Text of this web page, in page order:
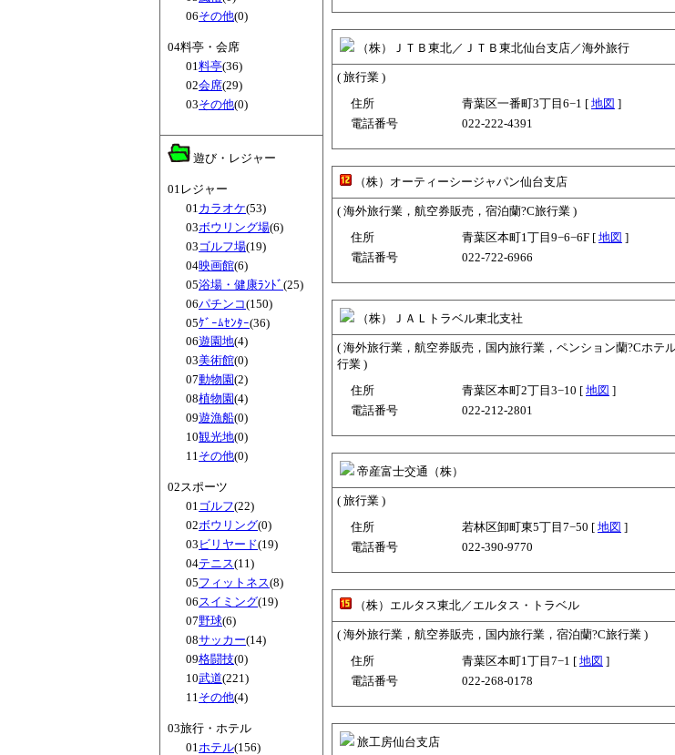
06その他(0)
04料亭・会席
01 料亭(36)
02会席(29)
03その他(0)
遊び・レジャー
01レジャー
01 カラオケ(53)
03ボウリング場(6)
03 ゴルフ場(19)
04映画館(6)
05浴場・健康ﾗﾝﾄﾞ (25)
06パチンコ(150)
05ｹﾞｰﾑｾﾝﾀｰ(36)
06遊園地(4)
03美術館(0)
07動物園(2)
08植物園(4)
09遊漁船(0)
10観光地(0)
11 その他(0)
02スポーツ
01 ゴルフ(22)
02ボウリング(0)
03 ビリヤード(19)
04テニス(11)
05フィットネス(8)
06 スイミング(19)
07野球(6)
08サッカー(14)
09格闘技(0)
10武道(221)
11 その他(4)
03旅行・ホテル
01 ホテル(156)
（株）ＪＴＢ東北／ＪＴＢ東北仙台支店／海外旅行
( 旅行業 )
住所
青葉区一番町3丁目6−1 [ 地図 ]
電話番号
022-222-4391
（株）オーティーシージャパン仙台支店
( 海外旅行業，航空券販売，宿泊蘭?C旅行業 )
住所
青葉区本町1丁目9−6−6F [ 地図 ]
電話番号
022-722-6966
（株）ＪＡＬトラベル東北支社
( 海外旅行業，航空券販売，国内旅行業，ペンション蘭?Cホテ
行業 )
住所
青葉区本町2丁目3−10 [ 地図 ]
電話番号
022-212-2801
帝産富士交通（株）
( 旅行業 )
住所
若林区卸町東5丁目7−50 [ 地図 ]
電話番号
022-390-9770
（株）エルタス東北／エルタス・トラベル
( 海外旅行業，航空券販売，国内旅行業，宿泊蘭?C旅行業 )
住所
青葉区本町1丁目7−1 [ 地図 ]
電話番号
022-268-0178
旅工房仙台支店